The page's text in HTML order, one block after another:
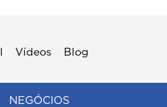
Vídeos Blog
NEGÓCIOS